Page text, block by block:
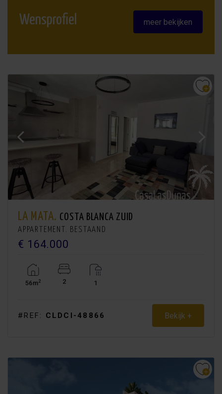
Wensprofiel meer bekijken
LA MATA. COSTA BLANCA ZUID
APPARTEMENT. BESTAAND
€ 164.000
56m2 2 1
#REF: CLDCI-48866 Bekijk +